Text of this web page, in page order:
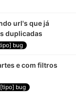
url's que já
duplicadas
bug
e com filtros
[tipo] bug